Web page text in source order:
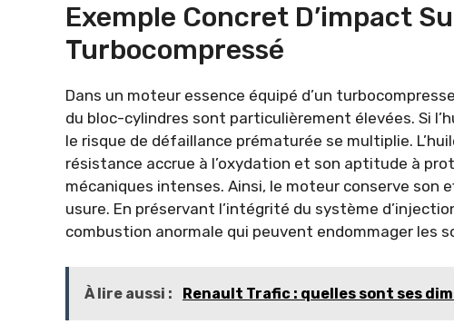
Exemple Concret D’impact
Turbocompressé
Dans un moteur essence équipé d’un
du bloc-cylindres sont particulièrement élevées. Si
le risque de défaillance prématurée se multiplie.
résistance accrue à l’oxydation et son aptitude à
mécaniques intenses. Ainsi, le moteur conserve son
usure. En préservant l’intégrité du système
combustion anormale qui peuvent endommager les
À lire aussi : Renault Trafic : quelles sont ses